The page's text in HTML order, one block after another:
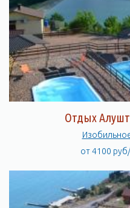
Отдых
от 4100